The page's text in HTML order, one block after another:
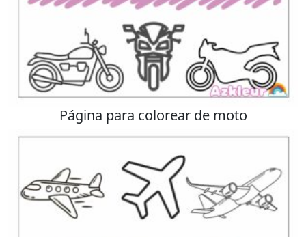
Página para colorear de moto